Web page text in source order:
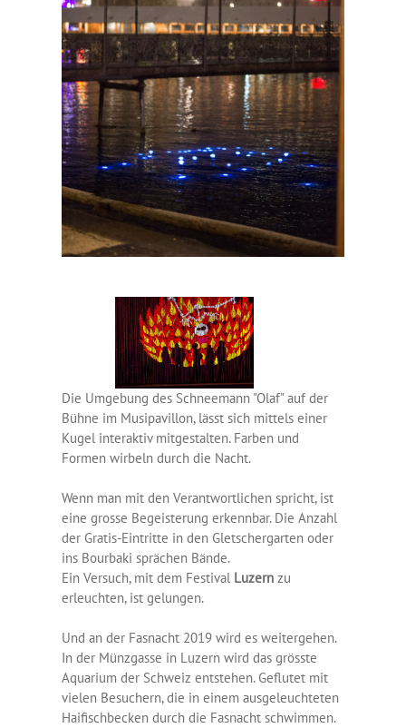
Die Umgebung des Schneemann "Olaf" auf der
Bühne im Musipavillon, lässt sich mittels einer
Kugel interaktiv mitgestalten. Farben und
Formen wirbeln durch die Nacht.
Wenn man mit den Verantwortlichen spricht, ist
eine grosse Begeisterung erkennbar. Die Anzahl
der Gratis-Eintritte in den Gletschergarten oder
ins Bourbaki sprächen Bände.
Ein Versuch, mit dem Festival Luzernzu
erleuchten, ist gelungen.
Und an der Fasnacht 2019 wird es weitergehen.
In der Münzgasse in Luzern wird das grösste
Aquarium der Schweiz entstehen. Geflutet mit
vielen Besuchern, die in einem ausgeleuchteten
Haifischbecken durch die Fasnacht schwimmen.